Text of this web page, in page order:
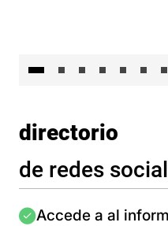
directorio
de redes
Imagen
Accede a al